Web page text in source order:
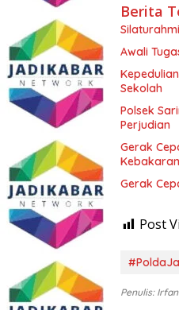
Berita
Awali
Sekolah
Polsek
Perjudian
Gerak
Gerak
Post
Penulis: Irfan